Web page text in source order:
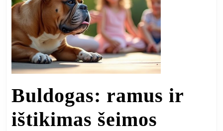
Buldogas: ramus ir
ištikimas šeimos